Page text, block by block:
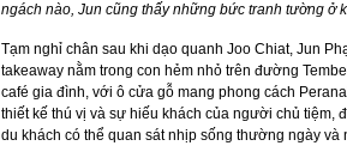
ngách nào, Jun cũng thấy những bức tranh tường ở
Tạm nghỉ chân sau khi dạo quanh Joo Chiat, Jun
takeaway nằm trong con hẻm nhỏ trên đường
café gia đình, với ô cửa gỗ mang phong cách
thiết kế thú vị và sự hiếu khách của người chủ tiệm,
du khách có thể quan sát nhịp sống thường ngày